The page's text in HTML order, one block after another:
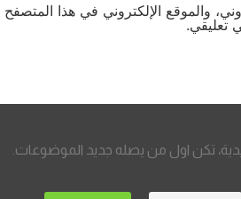
والموقع الإلكتروني في هذا المتصفح
تعليقي.
تكن اول من يصله جديد الموضوعات.